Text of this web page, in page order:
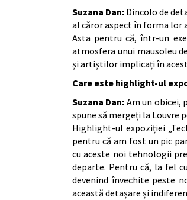
Suzana Dan: Dincolo de
al căror aspect în forma lor
Asta pentru că, într-un
atmosfera unui mausoleu
și artiștilor implicați în acest
Care este highlight-ul
Suzana Dan: Am un obicei,
spune să mergeți la Louvre
Highlight-ul expoziției
pentru că am fost un pic
cu aceste noi tehnologii
departe. Pentru că, la fel
devenind învechite peste
această detașare și